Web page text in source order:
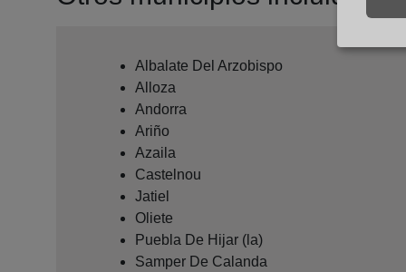
Albalate Del Arzobispo
Alloza
Andorra
Ariño
Azaila
Castelnou
Jatiel
Oliete
Puebla De Hijar (la)
Samper De Calanda